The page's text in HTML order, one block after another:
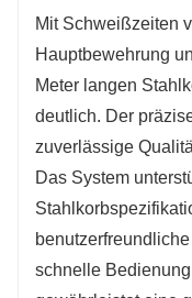
Mit Schweißzeiten
Hauptbewehrung
Meter langen
deutlich. Der
zuverlässige
Das System
schnelle